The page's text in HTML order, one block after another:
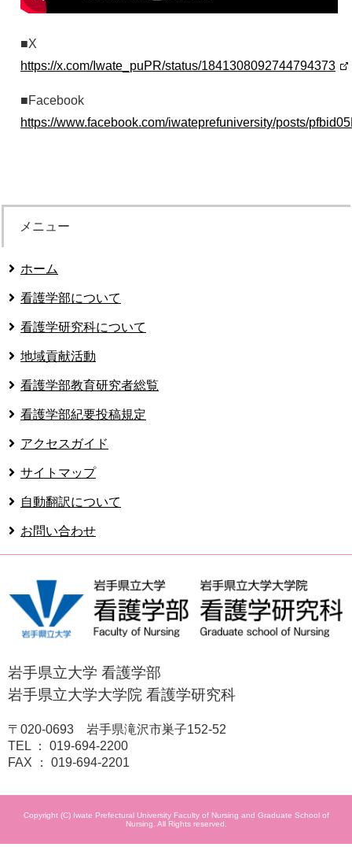
■X
https://x.com/Iwate_puPR/status/1841308092744794373
■Facebook
https://www.facebook.com/iwateprefuniversity/posts/
メニュー
ホーム
看護学部について
看護学研究科について
地域貢献活動
看護学部教育研究者総覧
看護学部紀要投稿規定
アクセスガイド
サイトマップ
自動翻訳について
お問い合わせ
岩手県立大学 看護学部
岩手県立大学大学院 看護学研究科
〒020-0693 岩手県滝沢市巣子152-52
TEL ： 019-694-2200
FAX ： 019-694-2201
Copyright (C) Iwate Prefectural University Faculty of Nursing and Graduate School of
Nursing. All Rights reserved.